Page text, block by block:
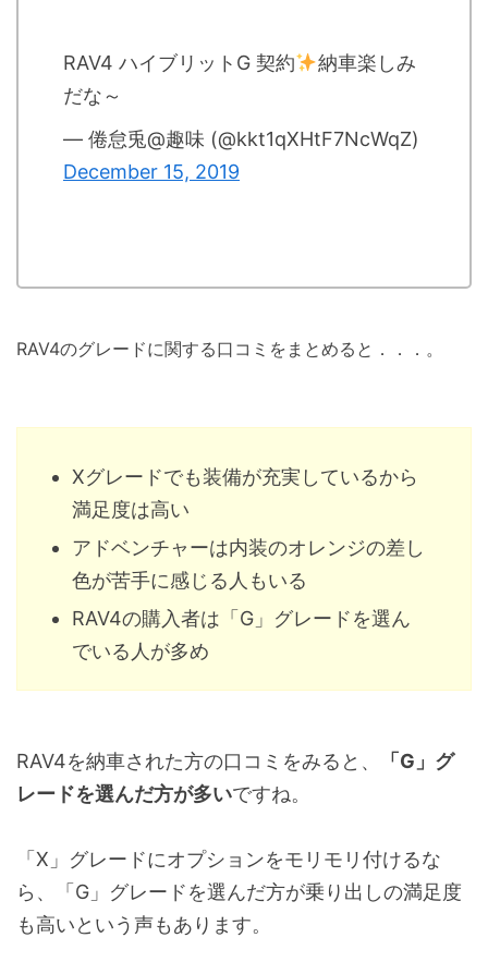
RAV4 ハイブリットG 契約
納車楽しみ
だな～
— 倦怠兎@趣味 (@kkt1qXHtF7NcWqZ)
December 15, 2019
RAV4のグレードに関する口コミをまとめると．．．。
Xグレードでも装備が充実しているから
満足度は高い
アドベンチャーは内装のオレンジの差し
色が苦手に感じる人もいる
RAV4の購入者は「G」グレードを選ん
でいる人が多め
RAV4を納車された方の口コミをみると、
「G」グ
レードを選んだ方が多いですね。
「X」グレードにオプションをモリモリ付けるな
ら、「G」グレードを選んだ方が乗り出しの満足度
も高いという声もあります。